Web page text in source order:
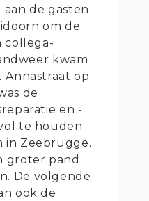
de gasten
om de
collega-
kwam
Annastraat op
de
en -
te houden
in Zeebrugge.
groter pand
De volgende
ook de